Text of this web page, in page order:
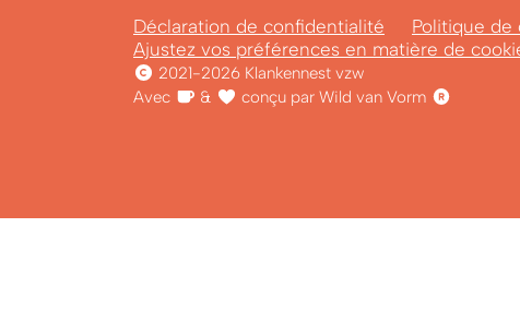
Déclaration de confidentialité
Politique de
Ajustez vos préférences en matière de
2021-2026 Klankennest vzw
Avec
& conçu par Wild van Vorm